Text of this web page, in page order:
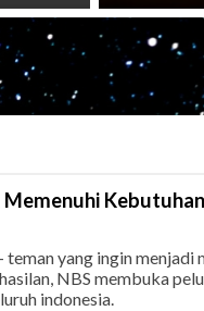
yang ingin menjadi
NBS membuka
indonesia.